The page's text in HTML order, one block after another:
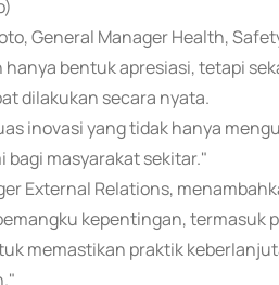
General Manager Health,
bentuk apresiasi, tetapi
dilakukan secara nyata.
inovasi yang tidak hanya
bagi masyarakat sekitar."
External Relations,
kepentingan, termasuk
memastikan praktik